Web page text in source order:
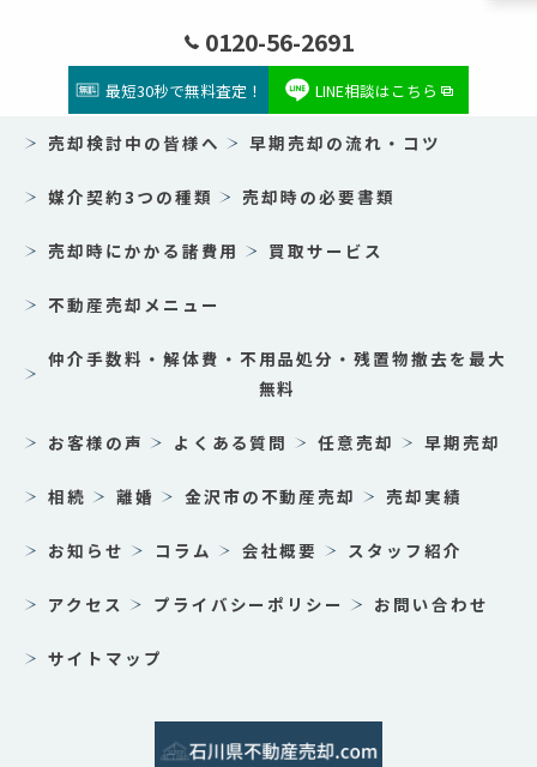
0120-56-2691
最短30秒で無料査定！ LINE相談はこちら
売却検討中の皆様へ 早期売却の流れ・コツ
媒介契約3つの種類 売却時の必要書類
売却時にかかる諸費用 買取サービス
不動産売却メニュー
仲介手数料・解体費・不用品処分・残置物撤去を最大
無料
お客様の声 よくある質問 任意売却 早期売却
相続 離婚 金沢市の不動産売却 売却実績
お知らせ コラム 会社概要 スタッフ紹介
アクセス プライバシーポリシー お問い合わせ
サイトマップ